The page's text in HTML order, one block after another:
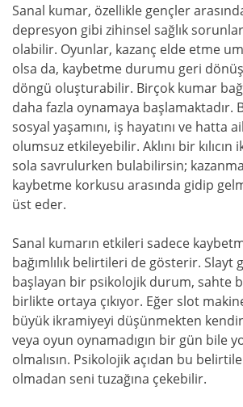
Sanal kumar, özellikle gençler
depresyon gibi zihinsel sağlık
olabilir. Oyunlar, kazanç elde etme
olsa da, kaybetme durumu geri
döngü oluşturabilir. Birçok kumar
daha fazla oynamaya başlamaktadır.
sosyal yaşamını, iş hayatını ve hatta
olumsuz etkileyebilir. Aklını bir kılıcın
sola savrulurken bulabilirsin;
kaybetme korkusu arasında gidip
üst eder.
Sanal kumarın etkileri sadece
bağımlılık belirtileri de gösterir. Slayt
başlayan bir psikolojik durum, sahte
birlikte ortaya çıkıyor. Eğer slot
büyük ikramiyeyi düşünmekten
veya oyun oynamadıgın bir gün bile
olmalısın. Psikolojik açıdan bu
olmadan seni tuzağına çekebilir.